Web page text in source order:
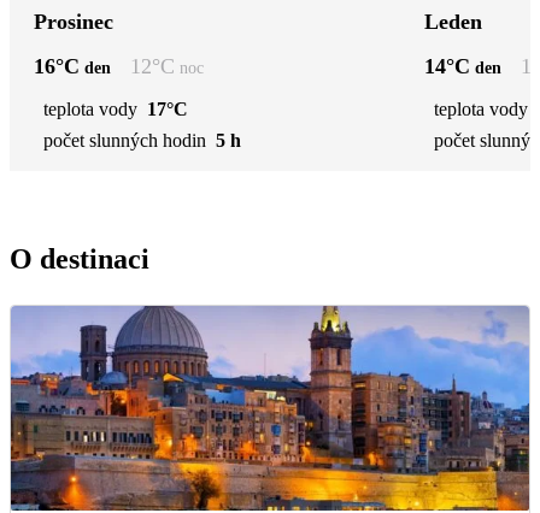
Prosinec
16°C den 12°C noc
teplota vody 17°C
počet slunných hodin 5 h
Leden
14°C den
teplota vody
počet
O destinaci